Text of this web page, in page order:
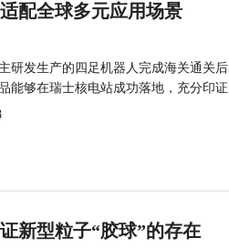
配全球多元应用场景
研发生产的四足机器人完成海关通关
能够在瑞士核电站成功落地，充分印
新型粒子“胶球”的存在